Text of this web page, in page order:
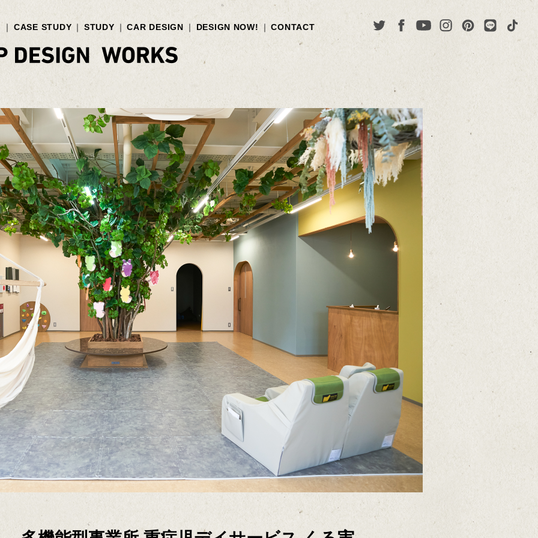
CASE STUDY STUDY CAR DESIGN DESIGN NOW! CONTACT